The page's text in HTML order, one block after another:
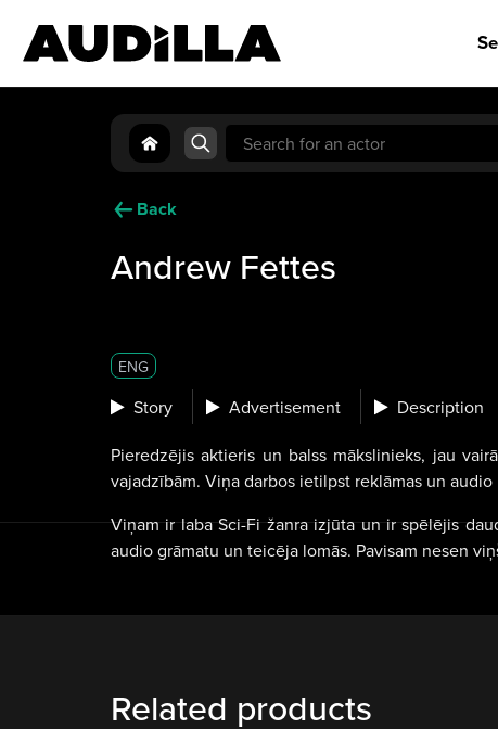
Search
for:
Back
Andrew Fettes
ENG
Story Advertisement Description
Pieredzējis aktieris un balss mākslinieks, jau
vajadzībām. Viņa darbos ietilpst reklāmas un
Viņam ir laba Sci-Fi žanra izjūta un ir spēlējis
audio grāmatu un teicēja lomās. Pavisam nesen
Related products